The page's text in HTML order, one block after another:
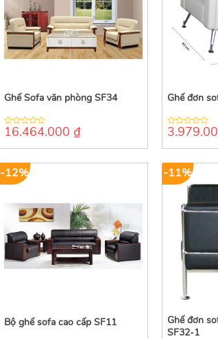
Ghế Sofa văn phòng SF34
0
of
16.464.000 ₫
Ghế đơn
0
of
-12%
Bộ ghế sofa cao cấp SF11
-11%
Ghế đơn
SF32-1